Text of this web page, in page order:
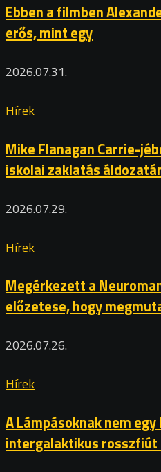
Ebben a filmben
erős, mint egy
2026.07.31.
Hírek
Mike Flanagan Carrie-
iskolai zaklatás
2026.07.29.
Hírek
Megérkezett a
előzetese, hogy
2026.07.26.
Hírek
A Lámpásoknak nem
intergalaktikus rosszfiút